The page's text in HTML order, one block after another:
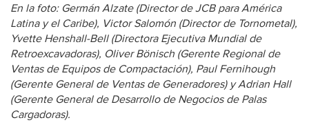
En la foto: Germán Alzate (Director de JCB para América
Latina y el Caribe), Victor Salomón (Director de Tornometal),
Yvette Henshall-Bell (Directora Ejecutiva Mundial de
Retroexcavadoras), Oliver Bönisch (Gerente Regional de
Ventas de Equipos de Compactación), Paul Fernihough
(Gerente General de Ventas de Generadores) y Adrian Hall
(Gerente General de Desarrollo de Negocios de Palas
Cargadoras).